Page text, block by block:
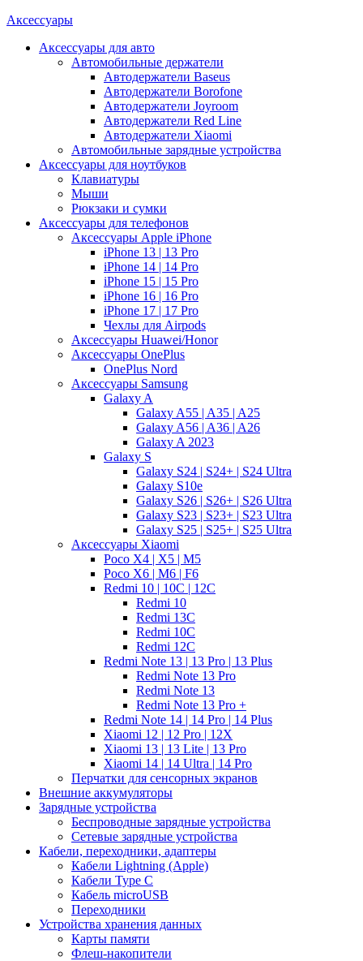
Аксессуары
Аксессуары для авто
Автомобильные держатели
Автодержатели Baseus
Автодержатели Borofone
Автодержатели Joyroom
Автодержатели Red Line
Автодержатели Xiaomi
Автомобильные зарядные устройства
Аксессуары для ноутбуков
Клавиатуры
Мыши
Рюкзаки и сумки
Аксессуары для телефонов
Аксессуары Apple iPhone
iPhone 13 | 13 Pro
iPhone 14 | 14 Pro
iPhone 15 | 15 Pro
iPhone 16 | 16 Pro
iPhone 17 | 17 Pro
Чехлы для Airpods
Аксессуары Huawei/Honor
Аксессуары OnePlus
OnePlus Nord
Аксессуары Samsung
Galaxy A
Galaxy A55 | A35 | A25
Galaxy A56 | A36 | A26
Galaxy A 2023
Galaxy S
Galaxy S24 | S24+ | S24 Ultra
Galaxy S10e
Galaxy S26 | S26+ | S26 Ultra
Galaxy S23 | S23+ | S23 Ultra
Galaxy S25 | S25+ | S25 Ultra
Аксессуары Xiaomi
Poco X4 | X5 | M5
Poco X6 | M6 | F6
Redmi 10 | 10C | 12C
Redmi 10
Redmi 13C
Redmi 10C
Redmi 12C
Redmi Note 13 | 13 Pro | 13 Plus
Redmi Note 13 Pro
Redmi Note 13
Redmi Note 13 Pro +
Redmi Note 14 | 14 Pro | 14 Plus
Xiaomi 12 | 12 Pro | 12X
Xiaomi 13 | 13 Lite | 13 Pro
Xiaomi 14 | 14 Ultra | 14 Pro
Перчатки для сенсорных экранов
Внешние аккумуляторы
Зарядные устройства
Беспроводные зарядные устройства
Сетевые зарядные устройства
Кабели, переходники, адаптеры
Кабели Lightning (Apple)
Кабели Type C
Кабель microUSB
Переходники
Устройства хранения данных
Карты памяти
Флеш-накопители